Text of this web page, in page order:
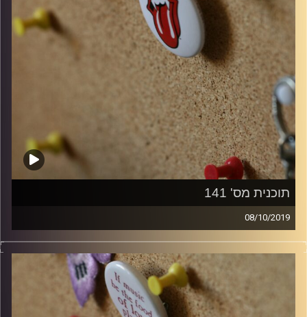
תוכנית מס' 141
08/10/2019
קלאסיקות רוק עם אורן הוף.
włodi